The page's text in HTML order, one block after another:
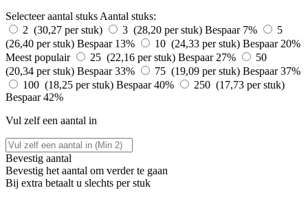
Selecteer aantal stuks Aantal stuks:
2 (30,27 per stuk)
3 (28,20 per stuk) Bespaar 7%
5
(26,40 per stuk) Bespaar 13% 10 (24,33 per stuk) Bespaar 20%
Meest populair
25 (22,16 per stuk) Bespaar 27%
50
(20,34 per stuk) Bespaar 33% 75 (19,09 per stuk) Bespaar 37%
100 (18,25 per stuk) Bespaar 40%
250 (17,73 per stuk)
Bespaar 42%
Vul zelf een aantal in
Bevestig aantal
Bevestig het aantal om verder te gaan
Bij extra betaalt u slechts per stuk